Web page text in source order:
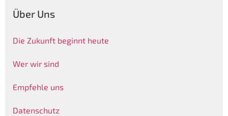
Über Uns
Die Zukunft beginnt heute
Wer wir sind
Empfehle uns
Datenschutz